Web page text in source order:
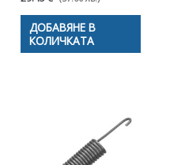
ДОБАВЯНЕ В
КОЛИЧКАТА